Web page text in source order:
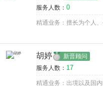
服务人数： 0
精通业务：擅长为个人
胡婷 新晋顾问
服务人数： 17
精通业务：出境以及国